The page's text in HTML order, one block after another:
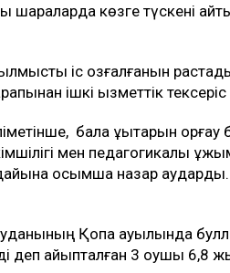
шараларда көзге түскені
іс қозғалғанын
ішкі қызметтік
бала құқықтарын
мен педагогикалық
қосымша назар
Қопа ауылында
деп айыпталған 3 оқушы 6,8